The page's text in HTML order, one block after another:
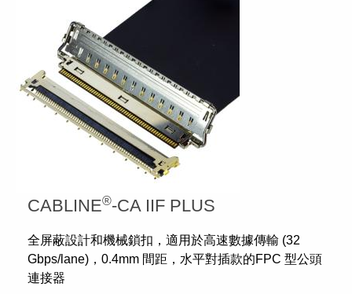
CABLINE®-CA IIF PLUS
全屏蔽設計和機械鎖扣，適用於高速數據傳輸 (32
Gbps/lane)，0.4mm 間距，水平對插款的FPC 型公頭
連接器